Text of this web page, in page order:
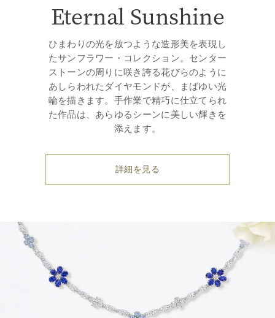
Eternal Sunshine
ひまわりの光を放つような造形美を表現し
たサンフラワー・コレクション。センター
ストーンの周りに咲き誇る花びらのように
あしらわれたダイヤモンドが、まばゆい光
輪を描きます。手作業で精巧に仕立てられ
た作品は、あらゆるシーンに美しい輝きを
添えます。
詳細を見る